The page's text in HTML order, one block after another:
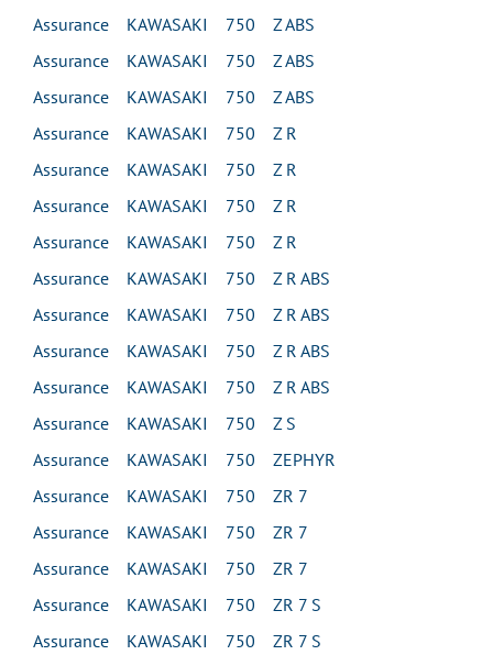
Assurance KAWASAKI 750 Z ABS
Assurance KAWASAKI 750 Z ABS
Assurance KAWASAKI 750 Z ABS
Assurance KAWASAKI 750 Z R
Assurance KAWASAKI 750 Z R
Assurance KAWASAKI 750 Z R
Assurance KAWASAKI 750 Z R
Assurance KAWASAKI 750 Z R ABS
Assurance KAWASAKI 750 Z R ABS
Assurance KAWASAKI 750 Z R ABS
Assurance KAWASAKI 750 Z R ABS
Assurance KAWASAKI 750 Z S
Assurance KAWASAKI 750 ZEPHYR
Assurance KAWASAKI 750 ZR 7
Assurance KAWASAKI 750 ZR 7
Assurance KAWASAKI 750 ZR 7
Assurance KAWASAKI 750 ZR 7 S
Assurance KAWASAKI 750 ZR 7 S